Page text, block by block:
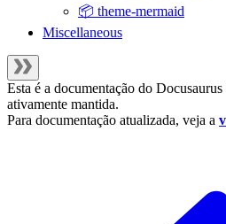
📦 theme-mermaid
Miscellaneous
Esta é a documentação do Docusaurus
ativamente mantida.
Para documentação atualizada, veja a